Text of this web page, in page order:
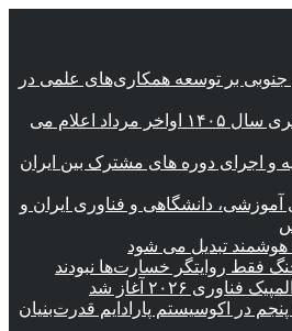
جنوبی بر توسعه همکاری‌های علمی در
نتایج نهایی آزمون دکتری سال ۱۴۰۵ اواخر مرداد اعلام می
و اجرای دوره های مشترک بین ایران
دانشگاهی و فناوری ایران و
هوشمند تبدیل می شود
فقط روایتگر خسارت‌ها نبودند
۲۰۲۶ آغاز شد
در اکوسیستم پارادایم قدرت‌بنیان